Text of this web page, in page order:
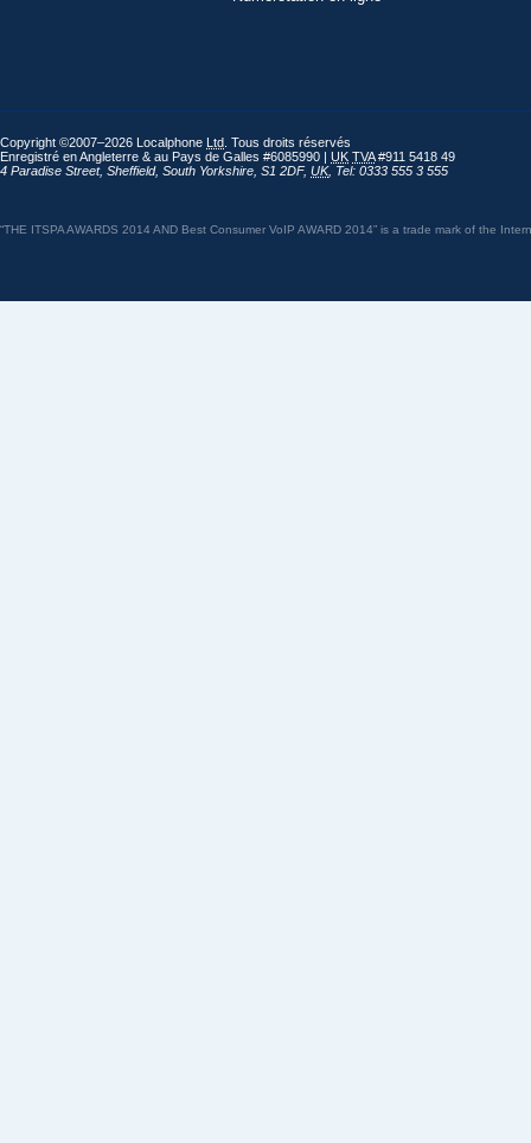
Copyright ©2007–2026 Localphone Ltd . Tous droits réservés
Enregistré en Angleterre & au Pays de Galles #6085990 | UK TVA#911 5418 49
4 Paradise Street, Sheffield, South Yorkshire S1 2DF, UK, Tel: 0333 555 3 555
“THE ITSPA AWARDS 2014 AND Best Consumer VoIP AWARD 2014” is a trade mark of the